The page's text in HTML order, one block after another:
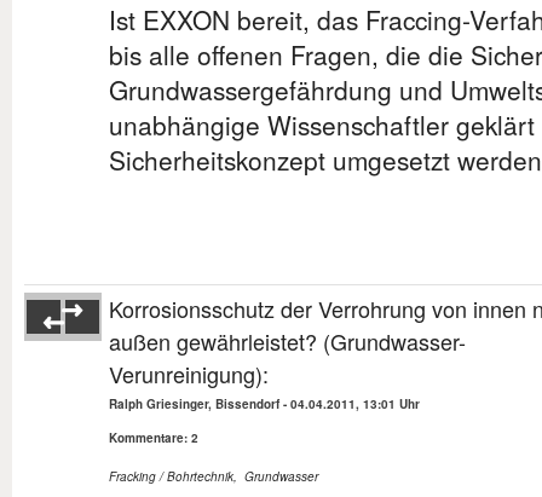
Ist EXXON bereit, das Fraccing-
bis alle offenen Fragen, die die
Grundwassergefährdung und
unabhängige Wissenschaftler
Sicherheitskonzept umgesetzt
Korrosionsschutz der Verrohrung von innen
außen gewährleistet? (Grundwasser-
Verunreinigung):
Ralph Griesinger, Bissendorf - 04.04.2011, 13:01 Uhr
Kommentare: 2
Fracking / Bohrtechnik, Grundwasser